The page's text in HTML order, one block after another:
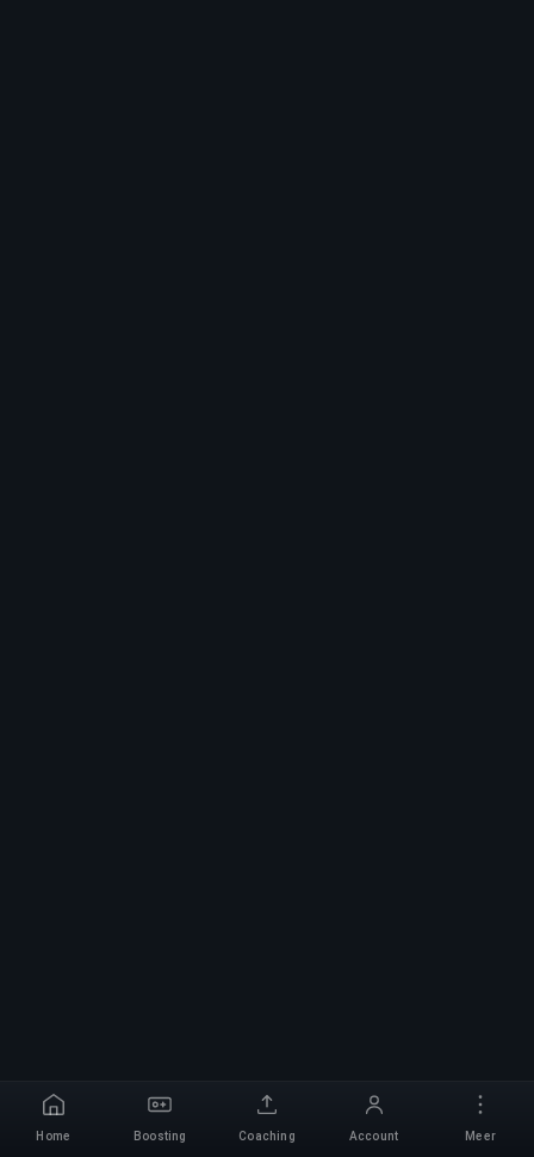
Home Boosting Coaching Account Meer